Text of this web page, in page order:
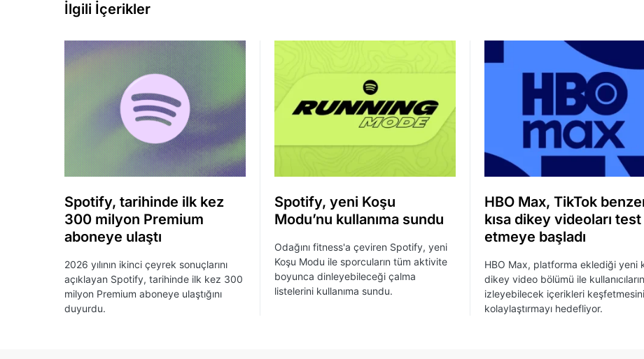
İlgili İçerikler
Spotify, tarihinde ilk kez
300 milyon Premium
aboneye ulaştı
2026 yılının ikinci çeyrek sonuçlarını
açıklayan Spotify, tarihinde ilk kez 300
milyon Premium aboneye ulaştığını
duyurdu.
Spotify, yeni Koşu
Modu’nu kullanıma sundu
Odağını fitness'a çeviren Spotify, yeni
Koşu Modu ile sporcuların tüm aktivite
boyunca dinleyebileceği çalma
listelerini kullanıma sundu.
HBO Max, TikTok
kısa dikey videoları test
etmeye başladı
HBO Max, platforma eklediği yeni
dikey video bölümü ile kullanıcıların
izleyebilecek içerikleri keşfetmesini
kolaylaştırmayı hedefliyor.